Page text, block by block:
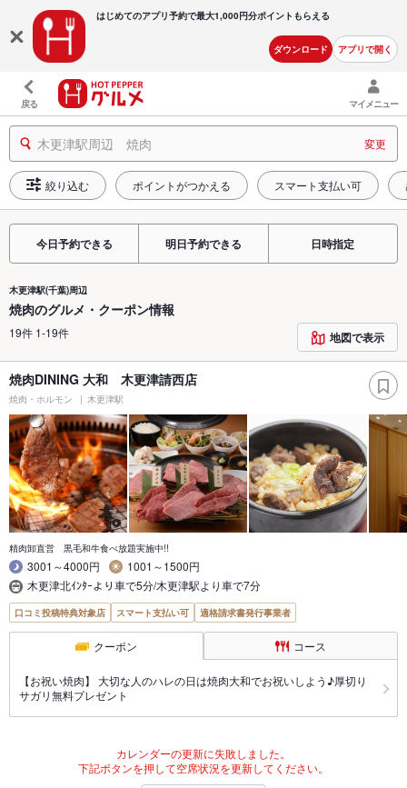
はじめてのアプリ予約で最大1,000円分ポイントもらえる
ダウンロード アプリで開く
戻る マイメニュー
木更津駅周辺 焼肉 変更
絞り込む ポイントがつかえる スマート支払い可
今日予約できる 明日予約できる 日時指定
木更津駅(千葉)周辺
焼肉のグルメ・クーポン情報
19件 1-19件 地図で表示
焼肉DINING 大和 木更津請西店
焼肉・ホルモン 木更津駅
精肉卸直営 黒毛和牛食べ放題実施中!!
3001～4000円
1001～1500円
木更津北ｲﾝﾀｰより車で5分/木更津駅より車で7分
口コミ投稿特典対象店 スマート支払い可 適格請求書発行事業者
クーポン コース
【お祝い焼肉】 大切な人のハレの日は焼肉大和でお祝いしよう♪厚切り
サガリ無料プレゼント
カレンダーの更新に失敗しました。
下記ボタンを押して空席状況を更新してください。